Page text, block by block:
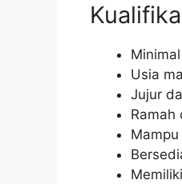
Usia
Jujur
Ramah